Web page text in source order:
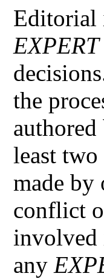
Editorial
the
least
made by
conflict
involved
any